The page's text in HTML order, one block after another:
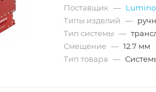
Поставщик —
Типы изделий —
Тип системы —
Смещение — 12.7 мм
Тип товара —